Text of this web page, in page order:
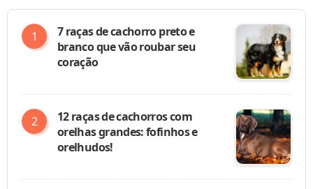
7 raças de cachorro preto e
branco que vão roubar seu
coração
12 raças de cachorros com
orelhas grandes: fofinhos e
orelhudos!